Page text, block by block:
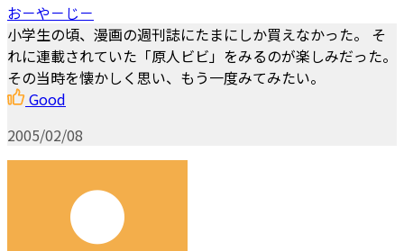
お－や－じ－
小学生の頃、漫画の週刊誌にたまにしか買えなかった。 そ
れに連載されていた「原人ビビ」をみるのが楽しみだった。
その当時を懐かしく思い、もう一度みてみたい。
Good
2005/02/08